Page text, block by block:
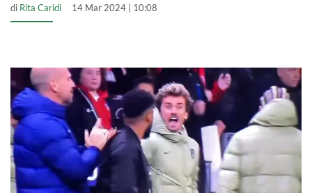
di Rita Caridi 14 Mar 2024 | 10:08